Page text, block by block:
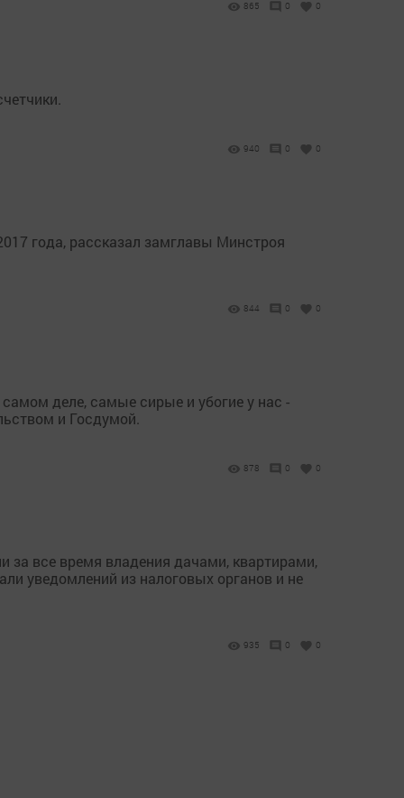
865 0 0
940 0 0
года, рассказал замглавы Минстроя
844 0 0
деле, самые сирые и убогие у нас -
и Госдумой.
878 0 0
за все время владения дачами, квартирами,
уведомлений из налоговых органов и не
935 0 0